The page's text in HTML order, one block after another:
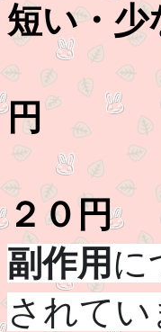
短い・
初回
円
２回
２０円
副作用 に
されて